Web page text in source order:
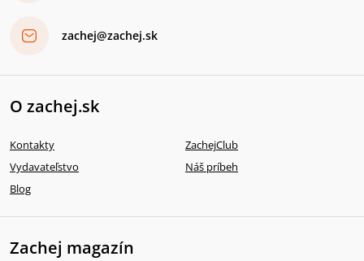
zachej@zachej.sk
O zachej.sk
Kontakty
ZachejClub
Vydavateľstvo
Náš príbeh
Blog
Zachej magazín